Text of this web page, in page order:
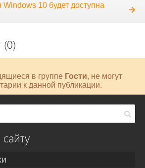
10 будет доступна
в группе Гости, не могут
к данной публикации.